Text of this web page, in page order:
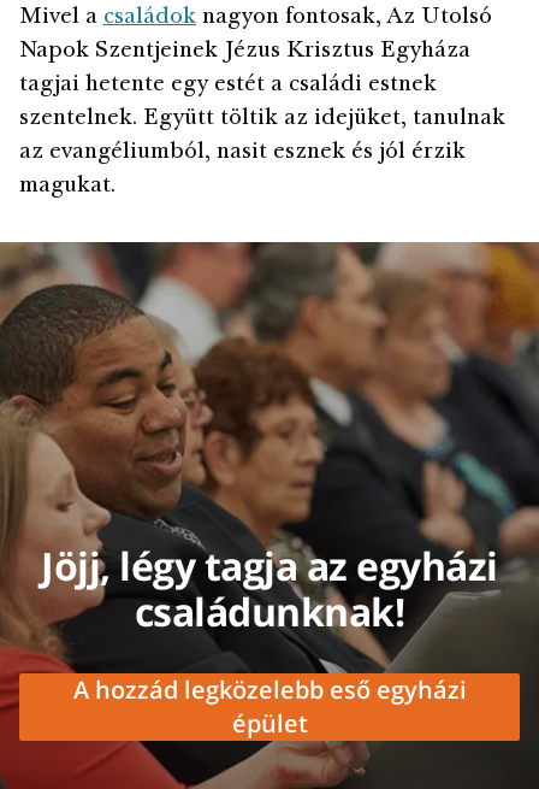
Mivel a családok nagyon fontosak, Az Utolsó
Napok Szentjeinek Jézus Krisztus Egyháza
tagjai hetente egy estét a családi estnek
szentelnek. Együtt töltik az idejüket, tanulnak
az evangéliumból, nasit esznek és jól érzik
magukat.
Jöjj, légy tagja az egyházi
családunknak!
A hozzád legközelebb eső egyházi
épület